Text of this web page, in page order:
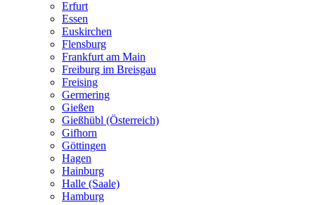
Erfurt
Essen
Euskirchen
Flensburg
Frankfurt am Main
Freiburg im Breisgau
Freising
Germering
Gießen
Gießhübl (Österreich)
Gifhorn
Göttingen
Hagen
Hainburg
Halle (Saale)
Hamburg